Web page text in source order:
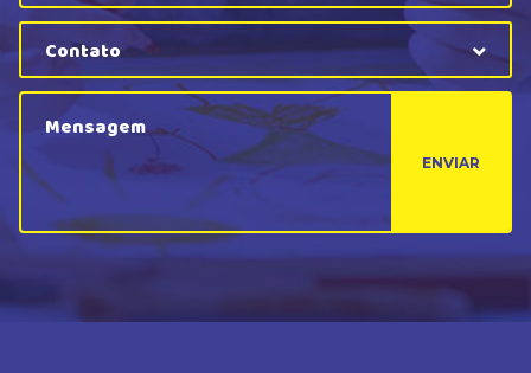
Contato
ENVIAR